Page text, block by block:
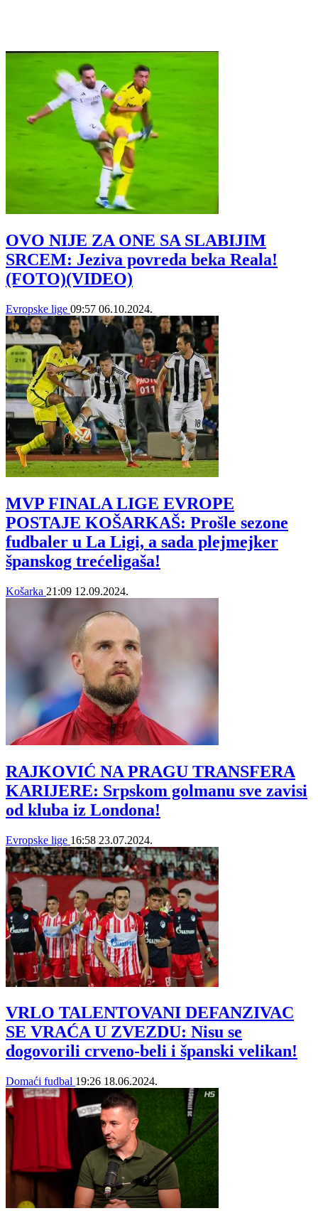
OVO NIJE ZA ONE SA SLABIJIM
SRCEM: Jeziva povreda beka Reala!
(FOTO)(VIDEO)
Evropske lige 09:57 06.10.2024.
MVP FINALA LIGE EVROPE
POSTAJE KOŠARKAŠ: Prošle sezone
fudbaler u La Ligi, a sada plejmejker
španskog trećeligaša!
Košarka 21:09 12.09.2024.
RAJKOVIĆ NA PRAGU TRANSFERA
KARIJERE: Srpskom golmanu sve zavisi
od kluba iz Londona!
Evropske lige 16:58 23.07.2024.
VRLO TALENTOVANI DEFANZIVAC
SE VRAĆA U ZVEZDU: Nisu se
dogovorili crveno-beli i španski velikan!
Domaći fudbal 19:26 18.06.2024.